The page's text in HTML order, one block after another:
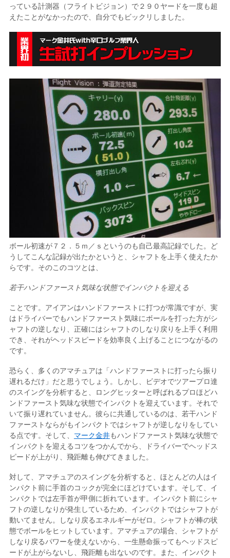
っている計測器（フライトビジョン）で２９０ヤードを一度も超
えたことがなかったので、自分でもビックリしました。
ボール初速が７２．５ｍ／ｓというのも自己最高記録でした。ど
うしてこんな記録が出たかというと、シャフトを上手く使えたか
らです。そのこのコツとは、
若干ハンドファースト気味な状態でインパクトを迎える
ことです。アイアンはハンドファーストに打つが常識ですが、実
はドライバーでもハンドファースト気味にボールを打った方がシ
ャフトの逆しなり、正確にはシャフトのしなり戻りを上手く利用
でき、それがヘッドスピードを効率良く上げることにつながるの
です。
恐らく、多くのアマチュアは「ハンドファーストに打ったら振り
遅れるだけ」だと思うでしょう。しかし、ビデオでツアープロ達
のスイングを分析すると、ロングヒッターと呼ばれるプロほどハ
ンドファースト気味な状態でインパクトを迎えています。それで
いて振り遅れていません。彼らに共通しているのは、若干ハンド
ファーストならがもインパクトではシャフトが逆しなりをしてい
る点です。そして、 マーク金井もハンドファースト気味な状態で
インパクトを迎えるコツをつかんでから、ドライバーでヘッドス
ピードが上がり、飛距離も伸びてきました。
対して、アマチュアのスイングを分析すると、ほとんどの人はイ
ンパクト前に手首のコックが完全にほどけています。そして、イ
ンパクトでは左手首が甲側に折れています。インパクト前にシャ
フトの逆しなりが発生しているため、インパクトではシャフトが
動いてません。しなり戻るエネルギーがゼロ。シャフトが棒の状
態でボールをヒットしています。アマチュアの場合、シャフトが
しなり戻るパワーを使えないから、一生懸命振ってもヘッドスピ
ードが上がらないし、飛距離も出ないのです。また、インパクト